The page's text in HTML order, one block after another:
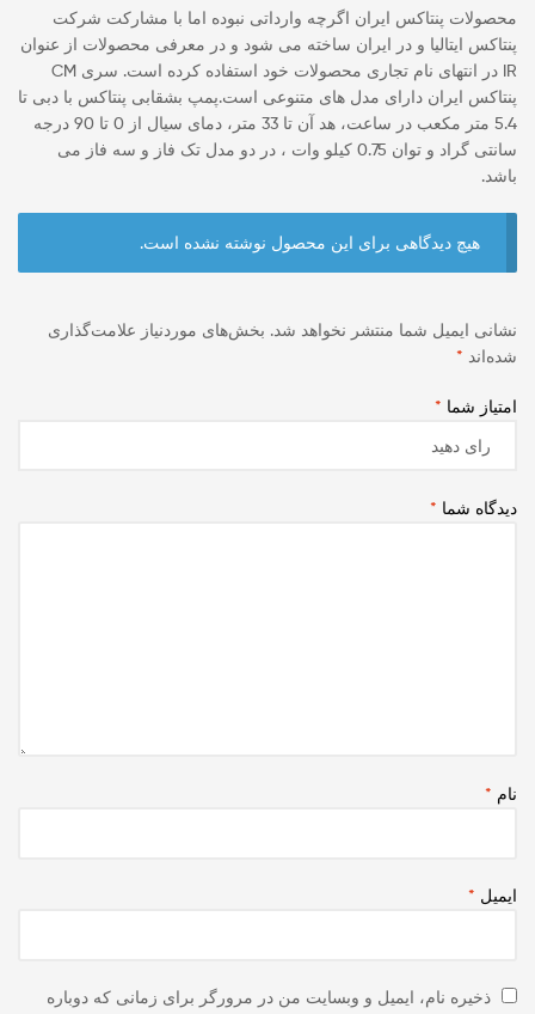
محصولات پنتاکس ایران اگرچه وارداتی نبوده اما با مشارکت شرکت
پنتاکس ایتالیا و در ایران ساخته می شود و در معرفی محصولات از عنوان
IR در انتهای نام تجاری محصولات خود استفاده کرده است. سری CM
پنتاکس ایران دارای مدل های متنوعی است.پمپ بشقابی پنتاکس با دبی تا
5.4 متر مکعب در ساعت، هد آن تا 33 متر، دمای سیال از 0 تا 90 درجه
سانتی گراد و توان 0.75 کیلو وات ، در دو مدل تک فاز و سه فاز می
باشد.
هیچ دیدگاهی برای این محصول نوشته نشده است.
نشانی ایمیل شما منتشر نخواهد شد. بخش‌های موردنیاز علامت‌گذاری
شده‌اند *
امتیاز شما *
دیدگاه شما *
نام *
ایمیل *
ذخیره نام، ایمیل و وبسایت من در مرورگر برای زمانی که دوباره